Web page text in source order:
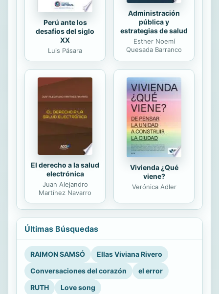
Perú ante los
desafíos del siglo
XX
Luis Pásara
Administración
pública y
estrategias de salud
Esther Noemí
Quesada Barranco
El derecho a la salud
electrónica
Juan Alejandro
Martínez Navarro
Vivienda ¿Qué
viene?
Verónica Adler
Últimas Búsquedas
RAIMON SAMSÓ
Ellas Viviana Rivero
Conversaciones del corazón
el error
RUTH
Love song